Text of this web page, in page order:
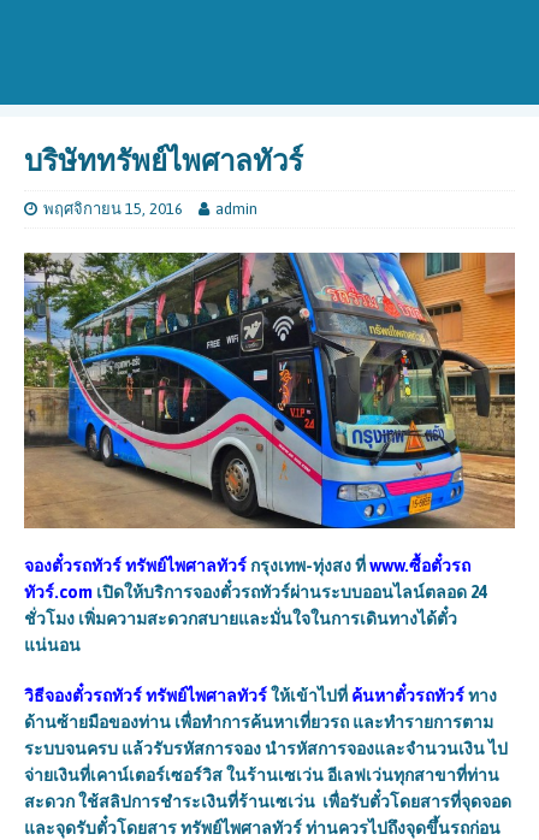
บริษัททรัพย์ไพศาลทัวร์
พฤศจิกายน 15, 2016 admin
จองตั๋วรถทัวร์ทรัพย์ไพศาลทัวร์กรุงเทพ-ทุ่งสงที่www.ซื้อตั๋วรถ
ทัวร์.com เปิดให้บริการจองตั๋วรถทัวร์ผ่านระบบออนไลน์ตลอด 24
ชั่วโมง เพิ่มความสะดวกสบายและมั่นใจในการเดินทางได้ตั๋ว
แน่นอน
วิธีจองตั๋วรถทัวร์ทรัพย์ไพศาลทัวร์ให้เข้าไปที่ ค้นหาตั๋วรถทัวร์ทาง
ด้านซ้ายมือของท่าน เพื่อทำการค้นหาเที่ยวรถ และทำรายการตาม
ระบบจนครบ แล้วรับรหัสการจอง นำรหัสการจองและจำนวนเงิน ไป
จ่ายเงินที่เคาน์เตอร์เซอร์วิส ในร้านเซเว่น อีเลฟเว่นทุกสาขาที่ท่าน
สะดวก ใช้สลิปการชำระเงินที่ร้านเซเว่น เพื่อรับตั๋วโดยสารที่จุดจอด
และจุดรับตั๋วโดยสารทรัพย์ไพศาลทัวร์ท่านควรไปถึงจุดขึ้นรถก่อน